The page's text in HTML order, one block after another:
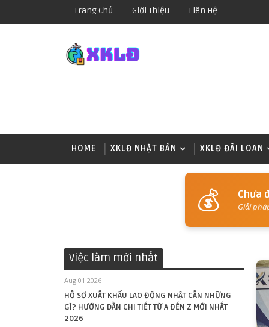
Trang Chủ Giới Thiệu Liên Hệ
HOME XKLĐ NHẬT BẢN XKLĐ ĐÀI LOAN
💰 Chưa
Giải
Việc làm mới nhất
Aug 01 2026
HỒ SƠ XUẤT KHẨU LAO ĐỘNG NHẬT CẦN NHỮNG
GÌ? HƯỚNG DẪN CHI TIẾT TỪ A ĐẾN Z MỚI NHẤT
2026